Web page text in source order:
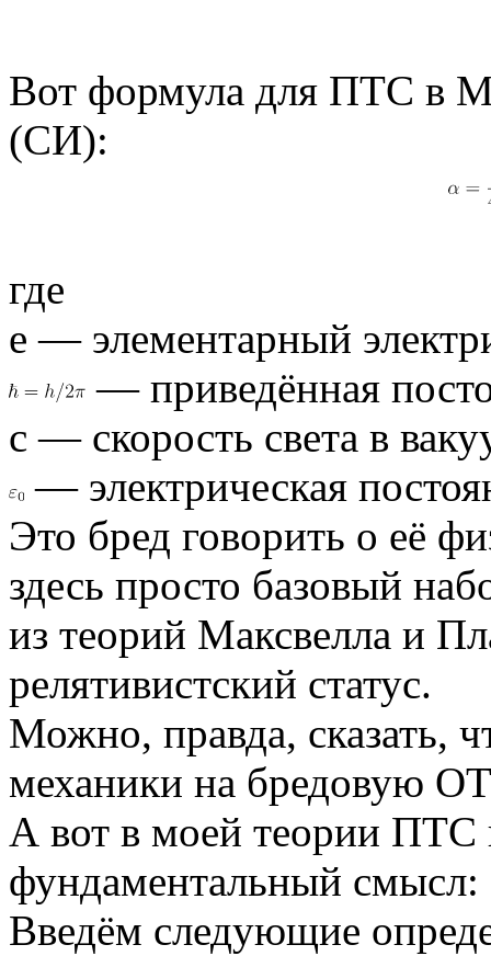
Вот формула для ПТС в
(СИ):
где
e — элементарный
— приведённая
c — скорость света в
— электрическая
Это бред говорить о её
здесь просто базовый
из теорий Максвелла и
релятивистский статус.
Можно, правда, сказать,
механики на бредовую
А вот в моей теории ПТС
фундаментальный смысл:
Введём следующие